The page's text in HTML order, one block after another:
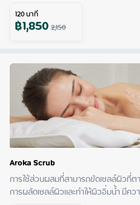
120นาที
฿1,8502,150
Aroka Scrub
การใช้ส่วนผสมที่สามารถขัดเซลล์ผิวที่ต
การผลัดเซลล์ผิวและทำให้ผิวอิ่มน้ำ มีค